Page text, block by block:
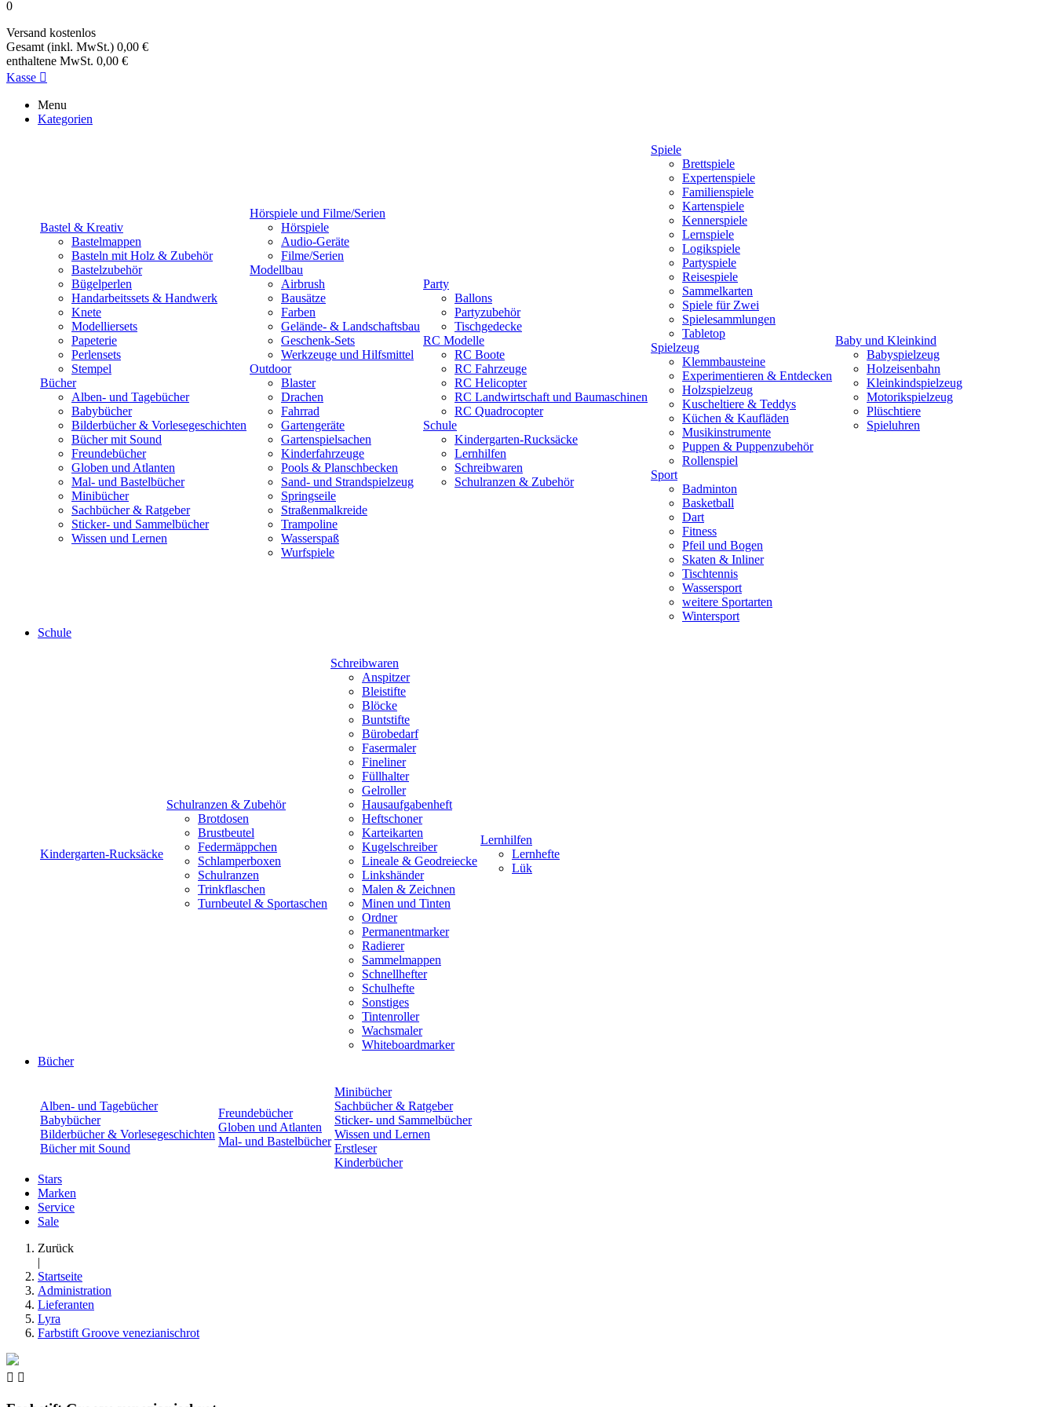
0
Versand kostenlos
Gesamt (inkl. MwSt.) 0,00 €
enthaltene MwSt. 0,00 €
Kasse 
Menu
Kategorien
Bastel & Kreativ
Bastelmappen
Basteln mit Holz & Zubehör
Bastelzubehör
Bügelperlen
Handarbeitssets & Handwerk
Knete
Modelliersets
Papeterie
Perlensets
Stempel
Bücher
Alben- und Tagebücher
Babybücher
Bilderbücher & Vorlesegeschichten
Bücher mit Sound
Freundebücher
Globen und Atlanten
Mal- und Bastelbücher
Minibücher
Sachbücher & Ratgeber
Sticker- und Sammelbücher
Wissen und Lernen
Hörspiele und Filme/Serien
Hörspiele
Audio-Geräte
Filme/Serien
Modellbau
Airbrush
Bausätze
Farben
Gelände- & Landschaftsbau
Geschenk-Sets
Werkzeuge und Hilfsmittel
Outdoor
Blaster
Drachen
Fahrrad
Gartengeräte
Gartenspielsachen
Kinderfahrzeuge
Pools & Planschbecken
Sand- und Strandspielzeug
Springseile
Straßenmalkreide
Trampoline
Wasserspaß
Wurfspiele
Party
Ballons
Partyzubehör
Tischgedecke
RC Modelle
RC Boote
RC Fahrzeuge
RC Helicopter
RC Landwirtschaft und Baumaschinen
RC Quadrocopter
Schule
Kindergarten-Rucksäcke
Lernhilfen
Schreibwaren
Schulranzen & Zubehör
Spiele
Brettspiele
Expertenspiele
Familienspiele
Kartenspiele
Kennerspiele
Lernspiele
Logikspiele
Partyspiele
Reisespiele
Sammelkarten
Spiele für Zwei
Spielesammlungen
Tabletop
Spielzeug
Klemmbausteine
Experimentieren & Entdecken
Holzspielzeug
Kuscheltiere & Teddys
Küchen & Kaufläden
Musikinstrumente
Puppen & Puppenzubehör
Rollenspiel
Sport
Badminton
Basketball
Dart
Fitness
Pfeil und Bogen
Skaten & Inliner
Tischtennis
Wassersport
weitere Sportarten
Wintersport
Baby und Kleinkind
Babyspielzeug
Holzeisenbahn
Kleinkindspielzeug
Motorikspielzeug
Plüschtiere
Spieluhren
Schule
Kindergarten-Rucksäcke
Schulranzen & Zubehör
Brotdosen
Brustbeutel
Federmäppchen
Schlamperboxen
Schulranzen
Trinkflaschen
Turnbeutel & Sportaschen
Schreibwaren
Anspitzer
Bleistifte
Blöcke
Buntstifte
Bürobedarf
Fasermaler
Fineliner
Füllhalter
Gelroller
Hausaufgabenheft
Heftschoner
Karteikarten
Kugelschreiber
Lineale & Geodreiecke
Linkshänder
Malen & Zeichnen
Minen und Tinten
Ordner
Permanentmarker
Radierer
Sammelmappen
Schnellhefter
Schulhefte
Sonstiges
Tintenroller
Wachsmaler
Whiteboardmarker
Lernhilfen
Lernhefte
Lük
Bücher
Alben- und Tagebücher
Babybücher
Bilderbücher & Vorlesegeschichten
Bücher mit Sound
Freundebücher
Globen und Atlanten
Mal- und Bastelbücher
Minibücher
Sachbücher & Ratgeber
Sticker- und Sammelbücher
Wissen und Lernen
Erstleser
Kinderbücher
Stars
Marken
Service
Sale
Zurück
|
Startseite
Administration
Lieferanten
Lyra
Farbstift Groove venezianischrot
 